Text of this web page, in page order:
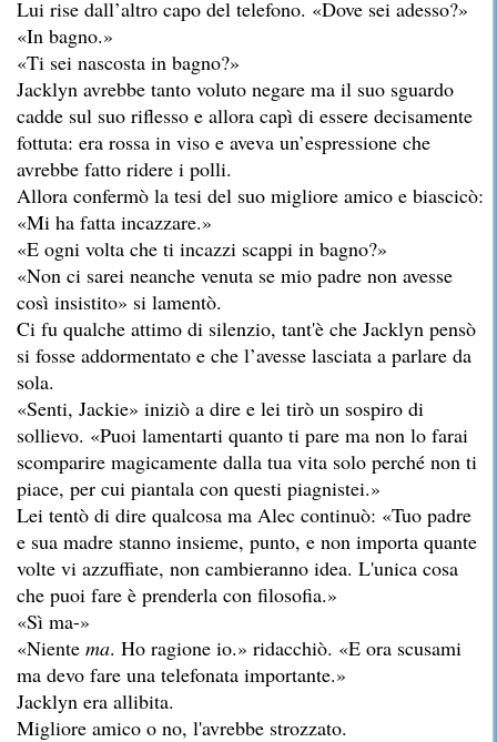
Lui rise dall’altro capo del telefono. «Dove sei adesso?»
«In bagno.»
«Ti sei nascosta in bagno?»
Jacklyn avrebbe tanto voluto negare ma il suo sguardo
cadde sul suo riflesso e allora capì di essere decisamente
fottuta: era rossa in viso e aveva un’espressione che
avrebbe fatto ridere i polli.
Allora confermò la tesi del suo migliore amico e biascicò:
«Mi ha fatta incazzare.»
«E ogni volta che ti incazzi scappi in bagno?»
«Non ci sarei neanche venuta se mio padre non avesse
così insistito» si lamentò.
Ci fu qualche attimo di silenzio, tant'è che Jacklyn pensò
si fosse addormentato e che l’avesse lasciata a parlare da
sola.
«Senti, Jackie» iniziò a dire e lei tirò un sospiro di
sollievo. «Puoi lamentarti quanto ti pare ma non lo farai
scomparire magicamente dalla tua vita solo perché non ti
piace, per cui piantala con questi piagnistei.»
Lei tentò di dire qualcosa ma Alec continuò: «Tuo padre
e sua madre stanno insieme, punto, e non importa quante
volte vi azzuffiate, non cambieranno idea. L'unica cosa
che puoi fare è prenderla con filosofia.»
«Sì ma-»
«Niente ma. Ho ragione io.» ridacchiò. «E ora scusami
ma devo fare una telefonata importante.»
Jacklyn era allibita.
Migliore amico o no, l'avrebbe strozzato.